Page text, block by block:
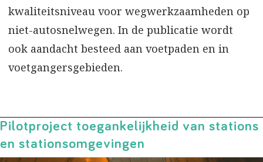
kwaliteitsniveau voor wegwerkzaamheden op
niet-autosnelwegen. In de publicatie wordt
ook aandacht besteed aan voetpaden en in
voetgangersgebieden.
Pilotproject toegankelijkheid van stations
en stationsomgevingen